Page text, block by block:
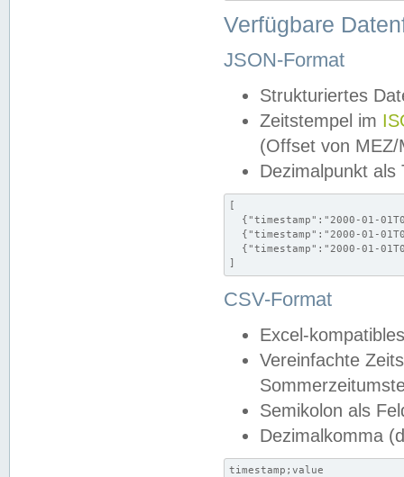
Verfügbare
JSON-Format
Strukturiertes
Zeitstempel im
(Offset von MEZ/
Dezimalpunkt als
[
{"timestamp":"2000-01-
{"timestamp":"2000-01-
{"timestamp":"2000-01-
]
CSV-Format
Excel-
Vereinfachte
Semikolon als
Dezimalkomma
timestamp;value